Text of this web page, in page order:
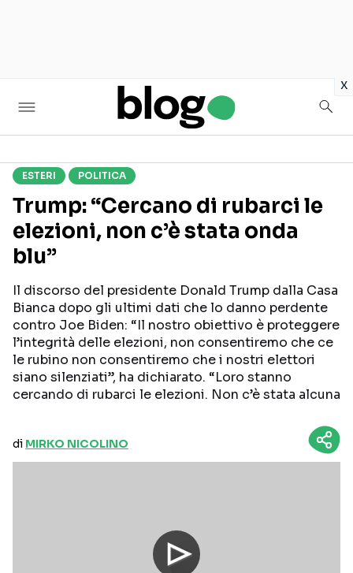
x
Seguici sui social
ESTERI POLITICA
Trump: “Cercano di rubarci le
elezioni, non c’è stata onda
blu”
Il discorso del presidente Donald Trump dalla Casa
Bianca dopo gli ultimi dati che lo danno perdente
contro Joe Biden: “Il nostro obiettivo è proteggere
l’integrità delle elezioni, non consentiremo che ce
le rubino non consentiremo che i nostri elettori
siano silenziati”, ha dichiarato. “Loro stanno
cercando di rubarci le elezioni. Non c’è stata alcuna
di MIRKO NICOLINO